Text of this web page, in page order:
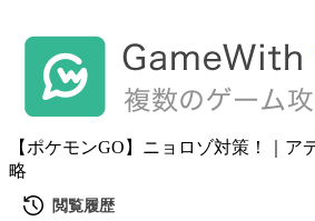
【ポケモンGO】ニョロゾ対策！｜ア
略